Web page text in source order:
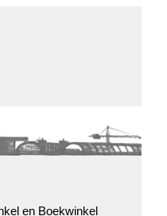
contact
nieuwsbrief
en Boekwinkel